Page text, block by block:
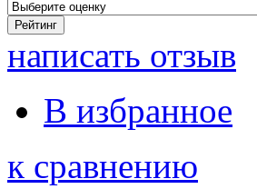
написать отзыв
В избранное
к сравнению